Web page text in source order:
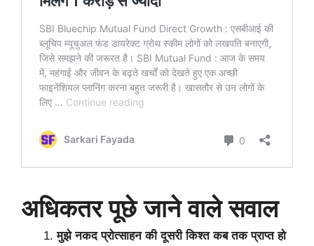
अधिकतर पूछे जाने वाले सवाल
मुझे नकद प्रोत्साहन की दूसरी किश्त कब तक प्राप्त हो